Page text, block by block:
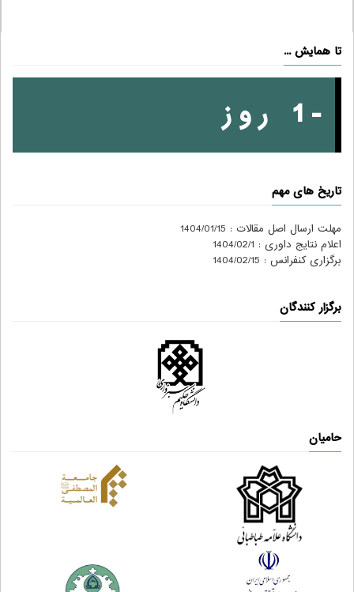
تا همایش ...
-1 روز
تاریخ های مهم
مهلت ارسال اصل مقالات : 1404/01/15
اعلام نتایج داوری : 1404/02/1
برگزاری کنفرانس : 1404/02/15
برگزار کنندگان
حامیان